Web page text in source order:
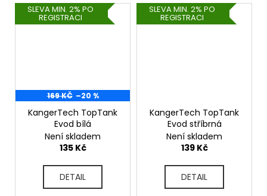
SLEVA MIN. 2% PO
REGISTRACI
169 KČ –20 %
KangerTech TopTank
Evod bílá
Není skladem
135 Kč
DETAIL
SLEVA MIN. 2% PO
REGISTRACI
KangerTech TopTank
Evod stříbrná
Není skladem
139 Kč
DETAIL